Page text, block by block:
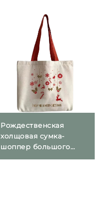
Рождественская
холщовая сумка-
шоппер большого